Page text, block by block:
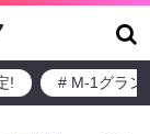
! # M-1グラン